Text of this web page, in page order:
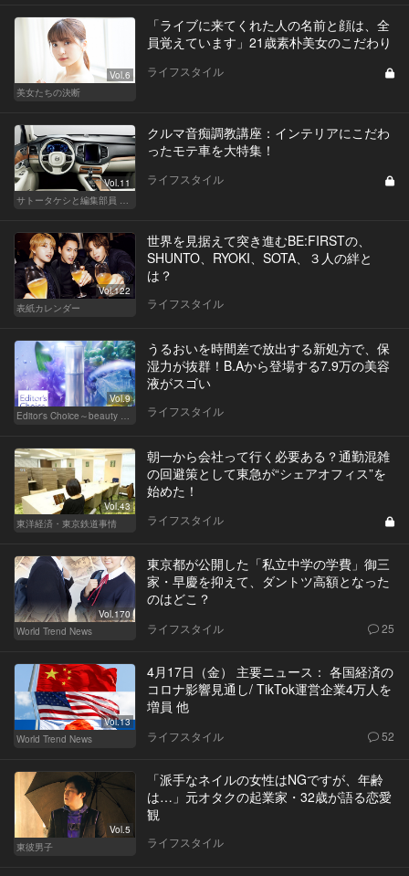
Vol.6
美女たちの決断
「ライブに来てくれた人の名前と顔は、全
員覚えています」21歳素朴美女のこだわり
ライフスタイル
Vol.11
クルマ音痴調教講座：インテリアにこだわ
ったモテ車を大特集！
ライフスタイル
Vol.122
表紙カレンダー
世界を見据えて突き進むBE:FIRSTの、
SHUNTO、RYOKI、SOTA、３人の絆と
は？
ライフスタイル
Vol.9
うるおいを時間差で放出する新処方で、保
湿力が抜群！B.Aから登場する7.9万の美容
液がスゴい
ライフスタイル
Vol.43
東洋経済・東京鉄道事情
朝一から会社って行く必要ある？通勤混雑
の回避策として東急が“シェアオフィス”を
始めた！
ライフスタイル
Vol.170
World Trend News
東京都が公開した「私立中学の学費」御三
家・早慶を抑えて、ダントツ高額となった
のはどこ？
ライフスタイル 25
Vol.13
World Trend News
4月17日（金） 主要ニュース： 各国経済の
コロナ影響見通し/ TikTok運営企業4万人を
増員 他
ライフスタイル 52
Vol.5
東彼男子
「派手なネイルの女性はNGですが、年齢
は…」元オタクの起業家・32歳が語る恋愛
観
ライフスタイル